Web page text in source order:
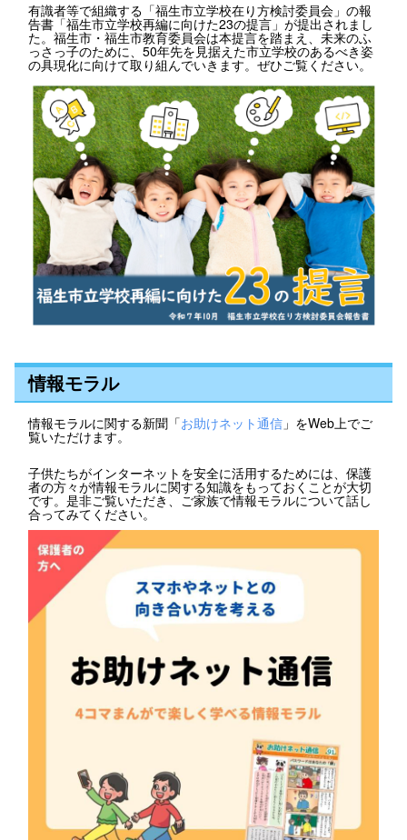
有識者等で組織する「福生市立学校在り方検討委員会」の報
告書「福生市立学校再編に向けた23の提言」が提出されまし
た。福生市・福生市教育委員会は本提言を踏まえ、未来のふ
っさっ子のために、50年先を見据えた市立学校のあるべき姿
の具現化に向けて取り組んでいきます。ぜひご覧ください。
情報モラル
情報モラルに関する新聞「お助けネット通信 」をWeb上でご
覧いただけます。
子供たちがインターネットを安全に活用するためには、保護
者の方々が情報モラルに関する知識をもっておくことが大切
です。是非ご覧いただき、ご家族で情報モラルについて話し
合ってみてください。